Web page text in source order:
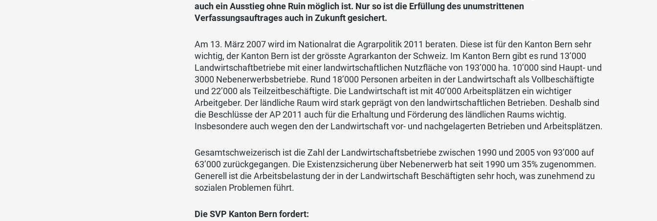
auch ein Ausstieg ohne Ruin möglich ist. Nur so ist die Erfüllung des unumstrittenen
Verfassungsauftrages auch in Zukunft gesichert.
Am 13. März 2007 wird im Nationalrat die Agrarpolitik 2011 beraten. Diese ist für den Kanton Bern sehr
wichtig, der Kanton Bern ist der grösste Agrarkanton der Schweiz. Im Kanton Bern gibt es rund 13’000
Landwirtschaftbetriebe mit einer landwirtschaftlichen Nutzfläche von 193’000 ha. 10’000 sind Haupt- und
3000 Nebenerwerbsbetriebe. Rund 18’000 Personen arbeiten in der Land­wirtschaft als Vollbeschäftigte
und 22’000 als Teilzeitbeschäftigte. Die Landwirtschaft ist mit 40’000 Arbeitsplätzen ein wichtiger
Arbeitgeber. Der ländliche Raum wird stark geprägt von den landwirtschaftlichen Betrieben. Deshalb sind
die Beschlüsse der AP 2011 auch für die Erhaltung und Förderung des ländlichen Raums wichtig.
Insbesondere auch wegen den der Landwirtschaft vor- und nachgelagerten Betrieben und Arbeitsplätzen.
Gesamtschweizerisch ist die Zahl der Landwirtschaftsbetriebe zwischen 1990 und 2005 von 93’000 auf
63’000 zurückgegangen. Die Existenzsicherung über Nebenerwerb hat seit 1990 um 35% zugenommen.
Generell ist die Arbeitsbelastung der in der Landwirtschaft Beschäftigten sehr hoch, was zunehmend zu
sozialen Problemen führt.
Die SVP Kanton Bern fordert: